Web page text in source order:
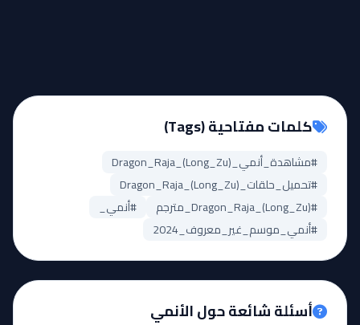
كلمات مفتاحية (Tags)
#مشاهدة_أنمي_Dragon_Raja_(Long_Zu)
#تحميل_حلقات_Dragon_Raja_(Long_Zu)
#Dragon_Raja_(Long_Zu)_مترجم
#أنمي_
#أنمي_موسم_غير_معروف_2024
أسئلة شائعة حول الأنمي